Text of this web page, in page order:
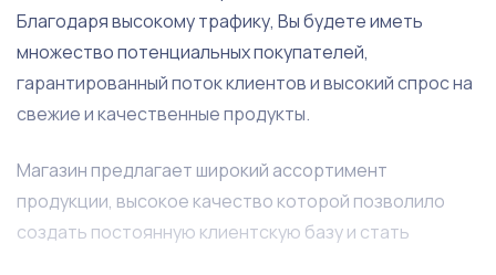
Благодаря высокому трафику, Вы будете иметь
множество потенциальных покупателей,
гарантированный поток клиентов и высокий спрос на
свежие и качественные продукты.
Магазин предлагает широкий ассортимент
продукции, высокое качество которой позволило
создать постоянную клиентскую базу и стать